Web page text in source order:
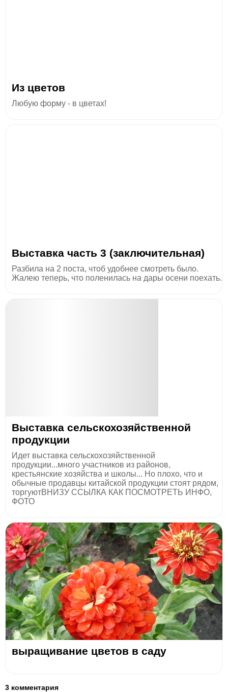
Из цветов
Любую форму - в цветах!
Выставка часть 3 (заключительная)
Разбила на 2 поста, чтоб удобнее смотреть было.
Жалею теперь, что поленилась на дары осени поехать.
Выставка сельскохозяйственной
продукции
Идет выставка сельскохозяйственной
продукции...много участников из районов,
крестьянские хозяйства и школы... Но плохо, что и
обычные продавцы китайской продукции стоят рядом,
торгуютВНИЗУ ССЫЛКА КАК ПОСМОТРЕТЬ ИНФО,
ФОТО
выращивание цветов в саду
3 комментария